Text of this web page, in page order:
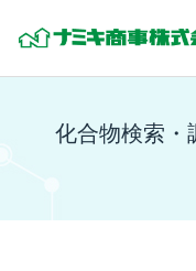
化合物検索・